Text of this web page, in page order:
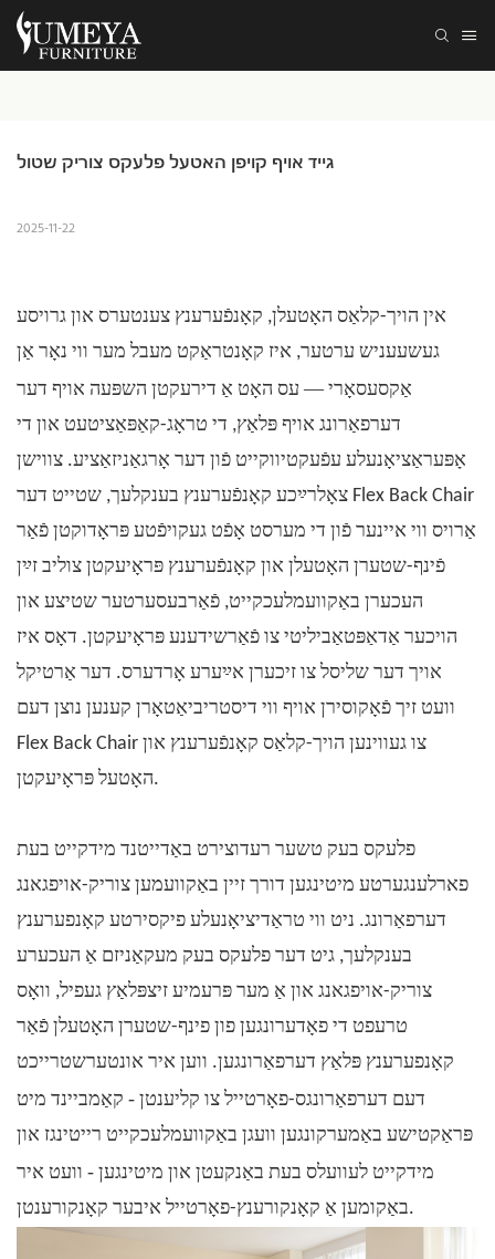
גייד אויף קויפן האטעל פלעקס צוריק שטול
2025-11-22
אין הויך-קלאַס האָטעלן, קאָנפֿערענץ צענטערס און גרויסע
געשעעניש ערטער, איז קאָנטראַקט מעבל מער ווי נאָר אַן
אַקסעסאָרי — עס האָט אַ דירעקטן השפּעה אויף דער
דערפאַרונג אויף פּלאַץ, די טראָג-קאַפּאַציטעט און די
אָפּעראַציאָנעלע עפֿעקטיווקייט פֿון דער אָרגאַניזאַציע. צווישן
צאָלרײַכע קאָנפֿערענץ בענקלעך, שטייט דער Flex Back Chair
אַרויס ווי איינער פֿון די מערסט אָפֿט געקויפֿטע פּראָדוקטן פֿאַר
פֿינף-שטערן האָטעלן און קאָנפֿערענץ פּראָיעקטן צוליב זײַן
העכערן באַקוועמלעכקייט, פֿאַרבעסערטער שטיצע און
הויכער אַדאַפּטאַביליטי צו פֿאַרשידענע פּראָיעקטן. דאָס איז
אויך דער שליסל צו זיכערן אײַערע אָרדערס. דער אַרטיקל
וועט זיך פֿאָקוסירן אויף ווי דיסטריביאַטאָרן קענען נוצן דעם
Flex Back Chair צו געווינען הויך-קלאַס קאָנפֿערענץ און
האָטעל פּראָיעקטן.
פלעקס בעק טשער רעדוצירט באַדייטנד מידקייט בעת
פארלענגערטע מיטינגען דורך זיין באַקוועמען צוריק-אויפגאנג
דערפאַרונג. ניט ווי טראַדיציאָנעלע פיקסירטע קאָנפערענץ
בענקלעך, גיט דער פלעקס בעק מעקאַניזם אַ העכערע
צוריק-אויפגאנג און אַ מער פּרעמיע זיצפּלאַץ געפיל, וואָס
טרעפט די פאָדערונגען פון פינף-שטערן האָטעלן פֿאַר
קאָנפערענץ פּלאַץ דערפאַרונגען. ווען איר אונטערשטרייכט
דעם דערפאַרונגס-פאָרטייל צו קליענטן - קאַמביינד מיט
פּראַקטישע באַמערקונגען וועגן באַקוועמלעכקייט רייטינגז און
מידקייט לעוועלס בעת באַנקעטן און מיטינגען - וועט איר
באַקומען אַ קאָנקורענץ-פאָרטייל איבער קאָנקורענטן.